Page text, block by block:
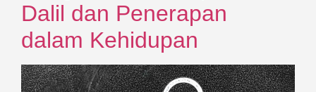
Dalil dan Penerapan
dalam Kehidupan